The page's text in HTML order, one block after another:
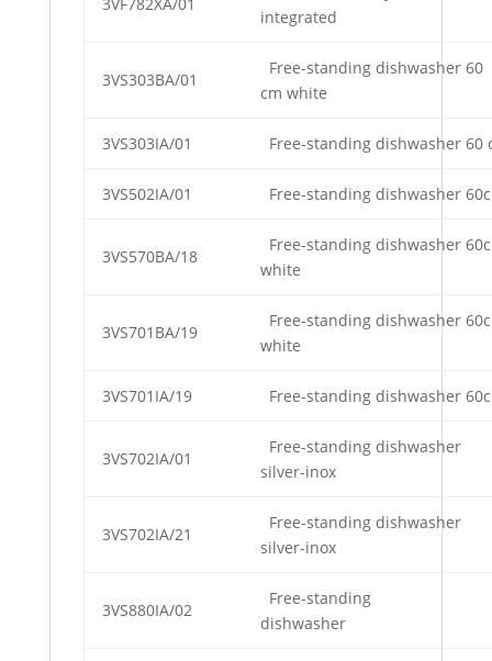
integrated
3VS303BA/01
Free-standing dishwasher 60
cm white
3VS303IA/01 Free-standing dishwasher 60
3VS502IA/01 Free-standing dishwasher
3VS570BA/18
Free-standing dishwasher
white
3VS701BA/19
Free-standing dishwasher
white
3VS701IA/19 Free-standing dishwasher
3VS702IA/01
Free-standing dishwasher
silver-inox
3VS702IA/21
Free-standing dishwasher
silver-inox
3VS880IA/02
Free-standing
dishwasher